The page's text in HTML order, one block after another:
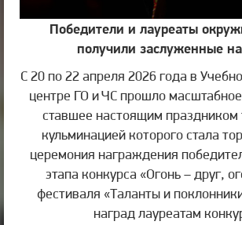
Победители и лауреаты
получили заслуженные
С 20 по 22 апреля 2026 года в
центре ГО и ЧС прошло
ставшее настоящим праздником
кульминацией которого стала
церемония награждения
этапа конкурса «Огонь – друг,
фестиваля «Таланты и
наград лауреатам